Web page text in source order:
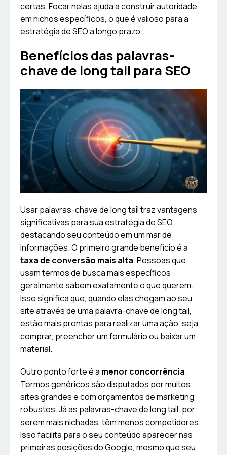
certas. Focar nelas ajuda a construir autoridade
em nichos específicos, o que é valioso para a
estratégia de SEO a longo prazo.
Benefícios das palavras-
chave de long tail para SEO
Usar palavras-chave de long tail traz vantagens
significativas para sua estratégia de SEO,
destacando seu conteúdo em um mar de
informações. O primeiro grande benefício é a
taxa de conversão mais alta. Pessoas que
usam termos de busca mais específicos
geralmente sabem exatamente o que querem.
Isso significa que, quando elas chegam ao seu
site através de uma palavra-chave de long tail,
estão mais prontas para realizar uma ação, seja
comprar, preencher um formulário ou baixar um
material.
Outro ponto forte é a menor concorrência.
Termos genéricos são disputados por muitos
sites grandes e com orçamentos de marketing
robustos. Já as palavras-chave de long tail, por
serem mais nichadas, têm menos competidores.
Isso facilita para o seu conteúdo aparecer nas
primeiras posições do Google, mesmo que seu